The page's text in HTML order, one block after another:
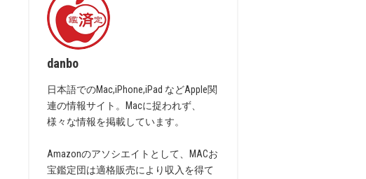
danbo
日本語でのMac,iPhone,iPad などApple関
連の情報サイト。Macに捉われず、
様々な情報を掲載しています。
Amazonのアソシエイトとして、MACお
宝鑑定団は適格販売により収入を得て